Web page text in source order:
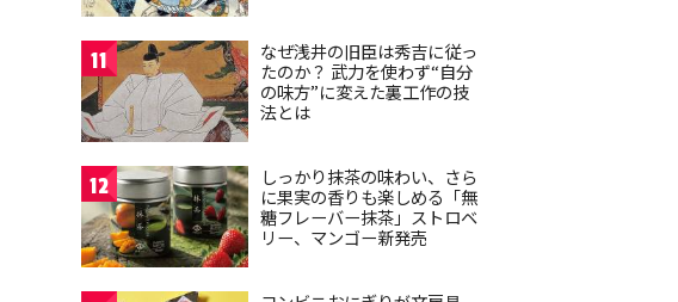
11
なぜ浅井の旧臣は秀吉に従っ
たのか？ 武力を使わず“自分
の味方”に変えた裏工作の技
法とは
12
しっかり抹茶の味わい、さら
に果実の香りも楽しめる「無
糖フレーバー抹茶」ストロベ
リー、マンゴー新発売